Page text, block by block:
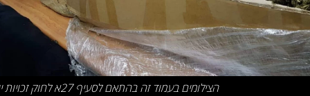
הצילומים בעמוד זה בהתאם לסעיף 27א לחוק זכויות יוצרים